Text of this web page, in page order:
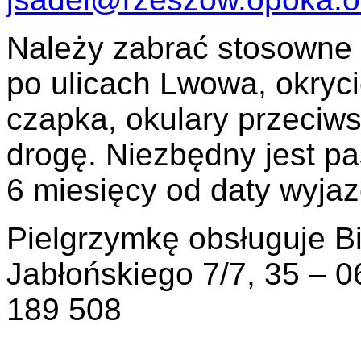
Należy zabrać
po ulicach Lwowa,
czapka, okulary
drogę. Niezbędny jest
6 miesięcy od daty
Pielgrzymkę obsługuje
Jabłońskiego 7/7, 35 –
189 508